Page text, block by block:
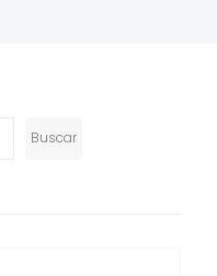
Buscar